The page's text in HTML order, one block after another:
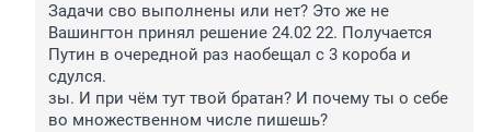
Задачи сво выполнены или нет? Это же не
Вашингтон принял решение 24.02 22. Получается
Путин в очередной раз наобещал с 3 короба и
сдулся.
зы. И при чём тут твой братан? И почему ты о себе
во множественном числе пишешь?